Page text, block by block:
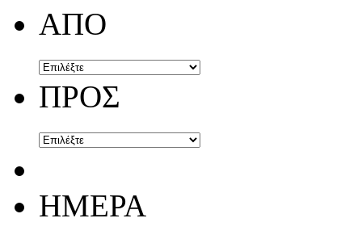
ΑΠΟ
ΠΡΟΣ
ΗΜΕΡΑ